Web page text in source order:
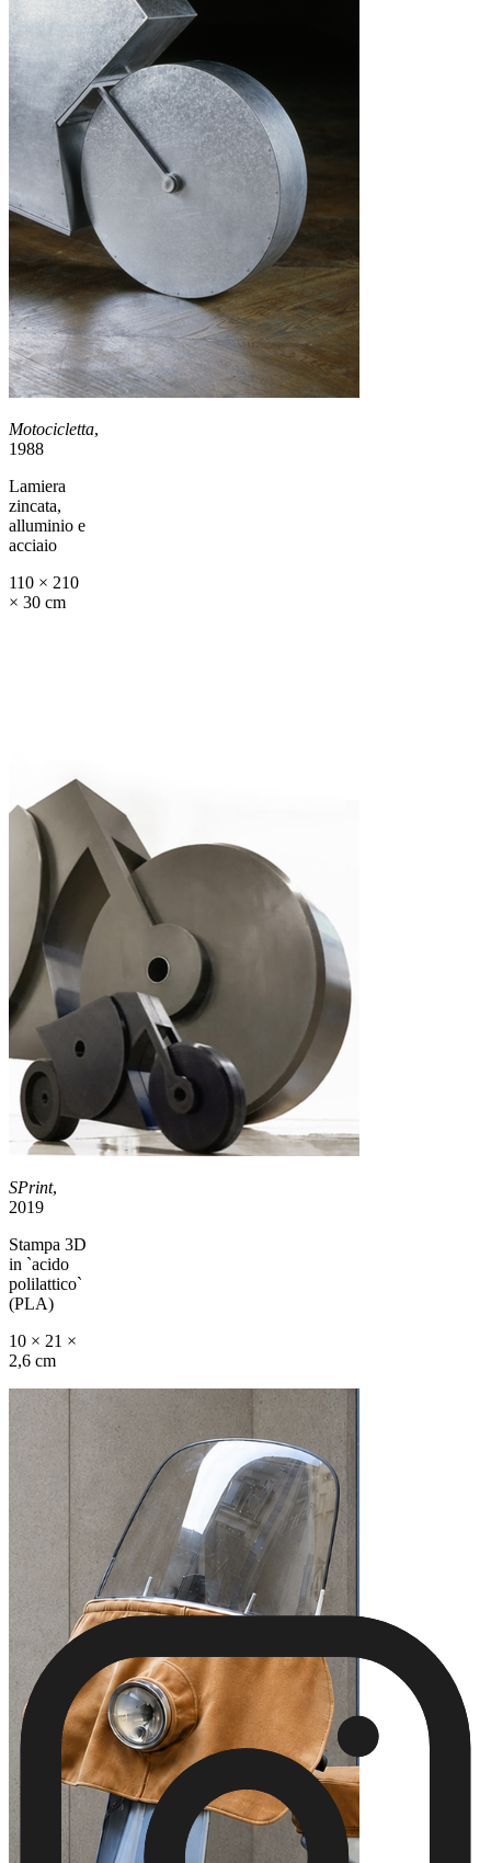
Motocicletta,
1988
Lamiera
zincata,
alluminio e
acciaio
110 × 210
× 30 cm
SPrint,
2019
Stampa 3D
in `acido
polilattico`
(PLA)
10 × 21 ×
2,6 cm